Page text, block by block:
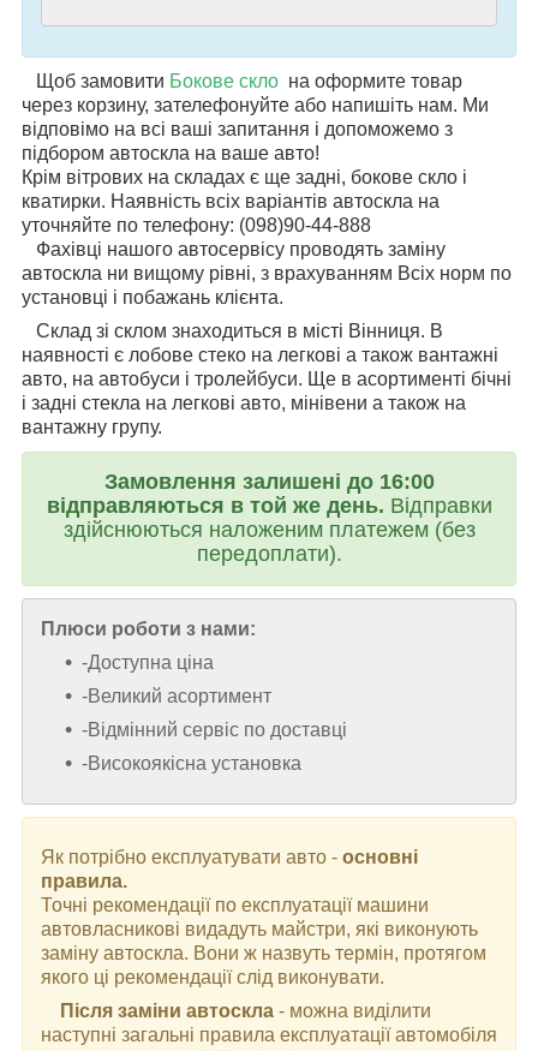
Щоб замовити Бокове скло на оформите товар
через корзину, зателефонуйте або напишіть нам. Ми
відповімо на всі ваші запитання і допоможемо з
підбором автоскла на ваше авто!
Крім вітрових на складах є ще задні, бокове скло і
кватирки. Наявність всіх варіантів автоскла на
уточняйте по телефону: (098)90-44-888
Фахівці нашого автосервісу проводять заміну
автоскла ни вищому рівні, з врахуванням Всіх норм по
установці і побажань клієнта.
Склад зі склом знаходиться в місті Вінниця. В
наявності є лобове стеко на легкові а також вантажні
авто, на автобуси і тролейбуси. Ще в асортименті бічні
і задні стекла на легкові авто, мінівени а також на
вантажну групу.
Замовлення залишені до 16:00
відправляються в той же день. Відправки
здійснюються наложеним платежем (без
передоплати).
Плюси роботи з нами:
-Доступна ціна
-Великий асортимент
-Відмінний сервіс по доставці
-Високоякісна установка
Як потрібно експлуатувати авто - основні
правила.
Точні рекомендації по експлуатації машини
автовласникові видадуть майстри, які виконують
заміну автоскла. Вони ж назвуть термін, протягом
якого ці рекомендації слід виконувати.
Після заміни автоскла - можна виділити
наступні загальні правила експлуатації автомобіля